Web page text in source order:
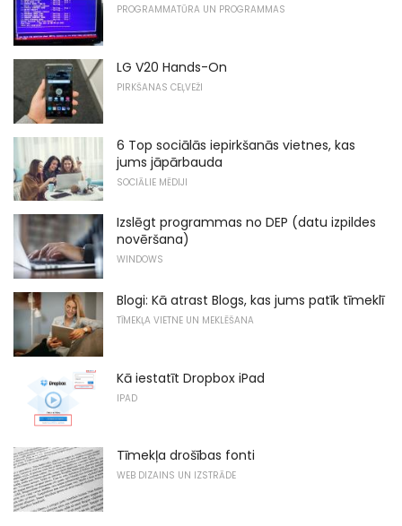
PROGRAMMATŪRA UN PROGRAMMAS
LG V20 Hands-On
PIRKŠANAS CEĻVEŽI
6 Top sociālās iepirkšanās vietnes, kas
jums jāpārbauda
SOCIĀLIE MĒDIJI
Izslēgt programmas no DEP (datu izpildes
novēršana)
WINDOWS
Blogi: Kā atrast Blogs, kas jums patīk tīmeklī
TĪMEKĻA VIETNE UN MEKLĒŠANA
Kā iestatīt Dropbox iPad
IPAD
Tīmekļa drošības fonti
WEB DIZAINS UN IZSTRĀDE